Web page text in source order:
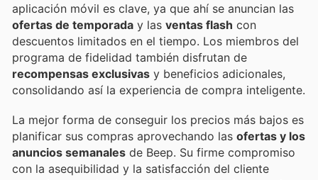
aplicación móvil es clave, ya que ahí se anuncian las
ofertas de temporada y las ventas flash con
descuentos limitados en el tiempo. Los miembros del
programa de fidelidad también disfrutan de
recompensas exclusivas y beneficios adicionales,
consolidando así la experiencia de compra inteligente.
La mejor forma de conseguir los precios más bajos es
planificar sus compras aprovechando las ofertas y los
anuncios semanales de Beep. Su firme compromiso
con la asequibilidad y la satisfacción del cliente